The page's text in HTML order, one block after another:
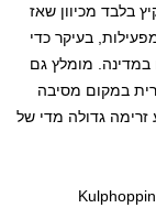
בלבד מכיוון שאז
בעיקר כדי
במדינה. מומלץ גם
במקום מסיבה
גדולה מדי של